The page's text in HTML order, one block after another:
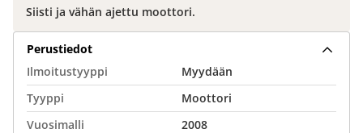
Siisti ja vähän ajettu moottori.
Perustiedot
Ilmoitustyyppi
Myydään
Tyyppi
Moottori
Vuosimalli
2008